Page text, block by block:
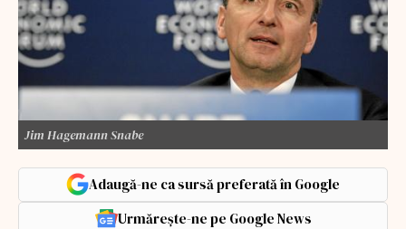
Jim Hagemann Snabe
Adaugă-ne ca sursă preferată în Google
Urmărește-ne pe Google News